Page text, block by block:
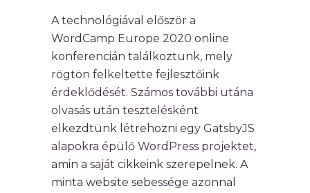
A technológiával először a
WordCamp Europe 2020 online
konferencián találkoztunk, mely
rögtön felkeltette fejlesztőink
érdeklődését. Számos további utána
olvasás után tesztelésként
elkezdtünk létrehozni egy GatsbyJS
alapokra épülő WordPress projektet,
amin a saját cikkeink szerepelnek. A
minta website sebessége azonnal